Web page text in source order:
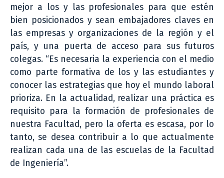
mejor a los y las profesionales para que estén
bien posicionados y sean embajadores claves en
las empresas y organizaciones de la región y el
país, y una puerta de acceso para sus futuros
colegas. “Es necesaria la experiencia con el medio
como parte formativa de los y las estudiantes y
conocer las estrategias que hoy el mundo laboral
prioriza. En la actualidad, realizar una práctica es
requisito para la formación de profesionales de
nuestra Facultad, pero la oferta es escasa, por lo
tanto, se desea contribuir a lo que actualmente
realizan cada una de las escuelas de la Facultad
de Ingeniería”.